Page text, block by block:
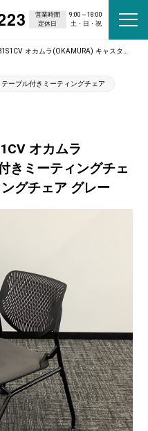
営業時間
9:00～18:00
定休日
土・日・祝
キャスター付きミーティングチェア テーブル付きミーティングチェア グレー
テーブル付きミーティングチェア
オカムラ
きミーティングチェ
グチェア グレー